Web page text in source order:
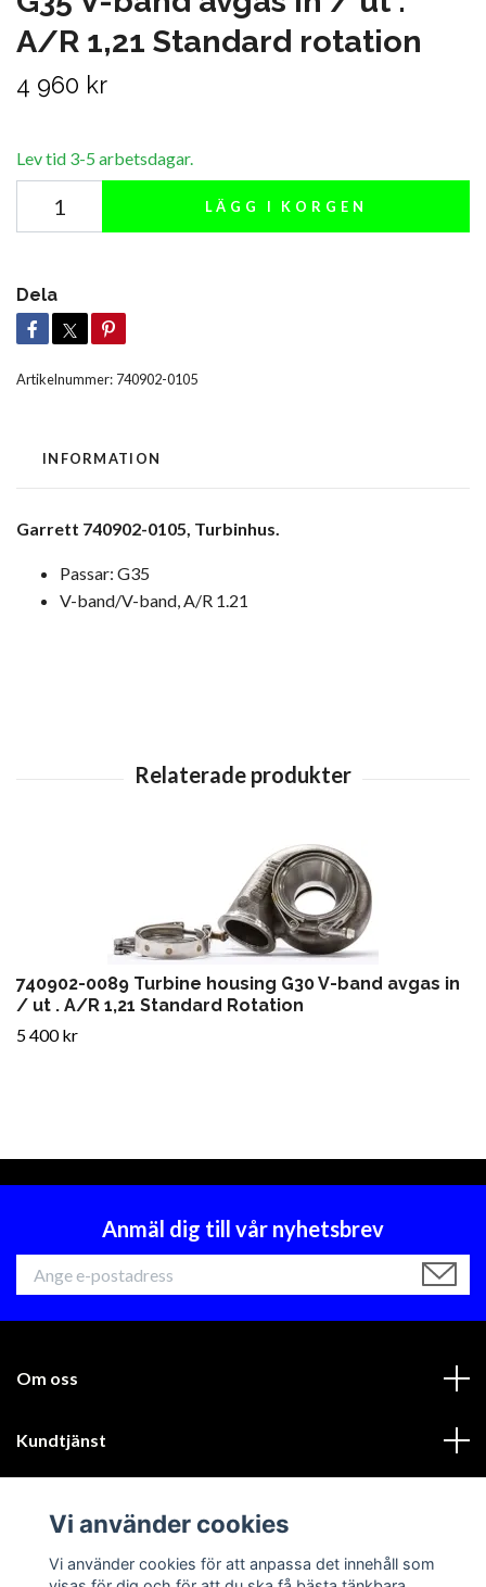
A/R 1,21 Standard rotation
4 960 kr
Lev tid 3-5 arbetsdagar.
LÄGG I KORGEN
Dela
Artikelnummer: 740902-0105
INFORMATION
Garrett 740902-0105, Turbinhus.
Passar: G35
V-band/V-band, A/R 1.21
740902-0089 Turbine housing G30 V-band avgas in
/ ut . A/R 1,21 Standard Rotation
5 400 kr
Anmäl dig till vår nyhetsbrev
Om oss
Kundtjänst
Sociala medier
Vi använder cookies
Vi använder cookies för att anpassa det innehåll som